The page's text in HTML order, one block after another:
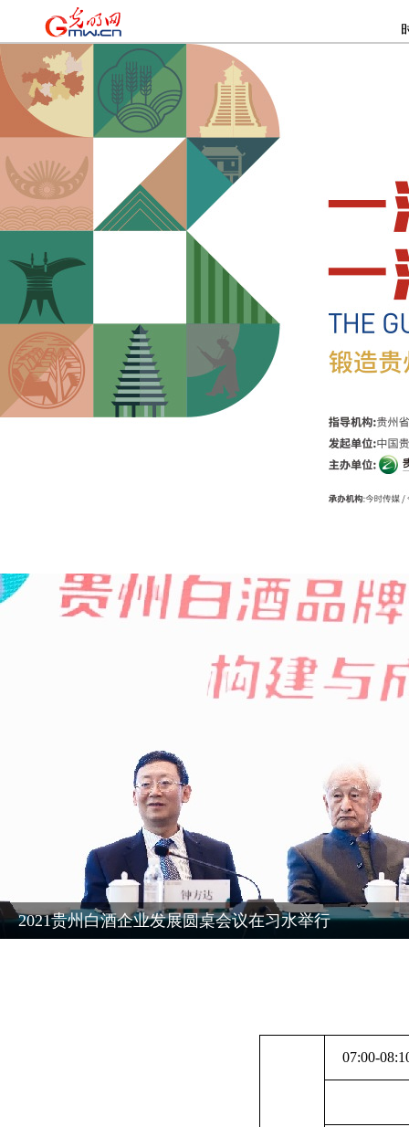
2021贵州白酒企业发展圆桌会议在习水举行
07:00-